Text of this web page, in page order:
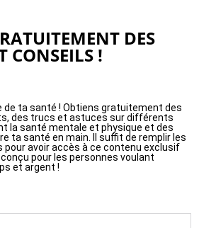
DES
CONSEILS !
de ta santé ! Obtiens gratuitement des
des trucs et astuces sur différents
la santé mentale et physique et des
ta santé en main. Il suffit de remplir les
pour avoir accès à ce contenu exclusif
pour les personnes voulant
et argent !